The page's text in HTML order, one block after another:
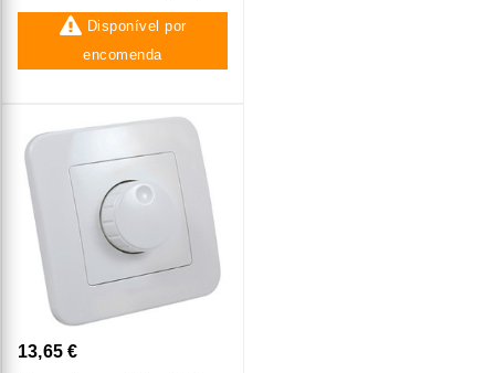
+ push switch swr
Disponível por
encomenda
13,65 €